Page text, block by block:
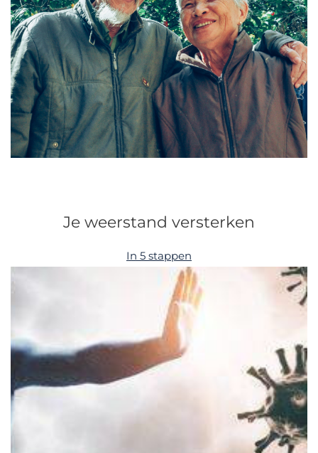
Je weerstand versterken
In 5 stappen